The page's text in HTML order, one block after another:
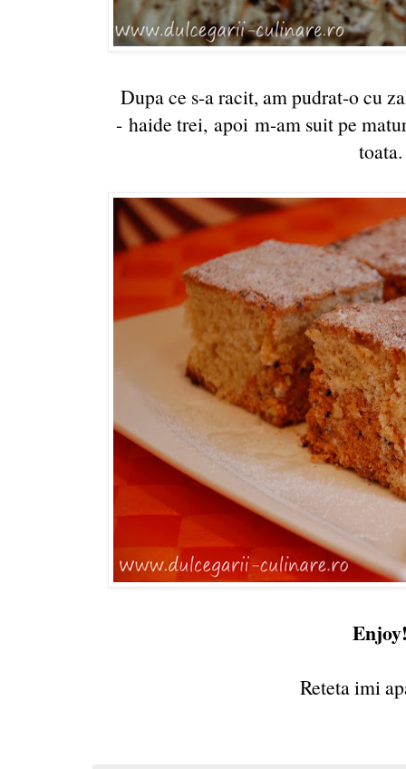
Dupa ce s-a racit, am pudrat-o cu
- haide trei, apoi m-am suit pe
toata.
Reteta imi